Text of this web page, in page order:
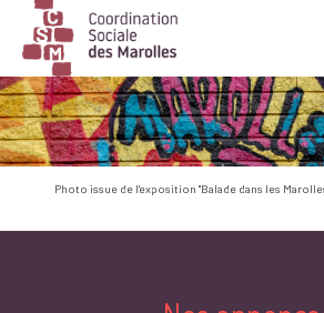
Main Navigation
Photo issue de l'exposition "Balade dans les